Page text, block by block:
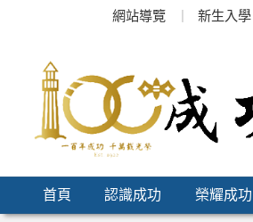
網站導覽 新生入學
首頁 認識成功 榮耀成功